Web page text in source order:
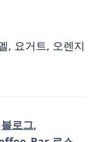
, 요거트, 오렌지
블로그,